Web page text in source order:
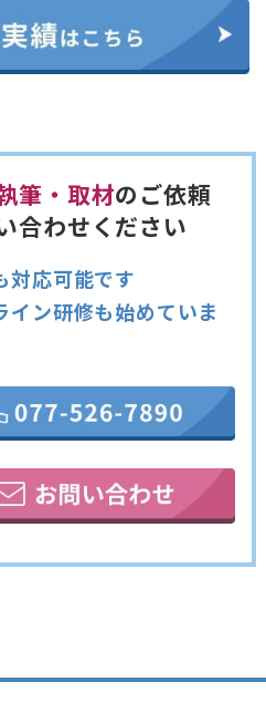
筆・取材のご依頼
合わせください
対応可能です
イン研修も始めていま